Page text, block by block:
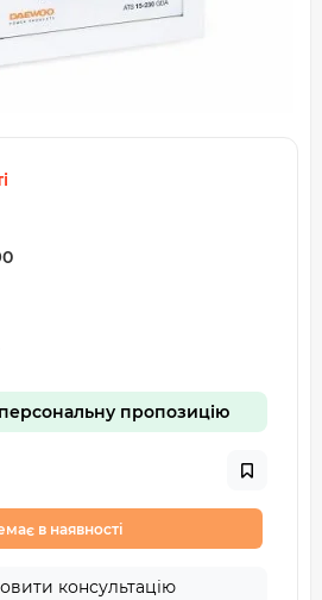
пропозицію
в наявності
консультацію